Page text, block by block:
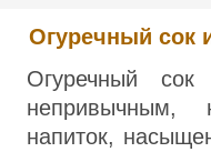
Огуречный сок
Огуречный
непривычным,
напиток,